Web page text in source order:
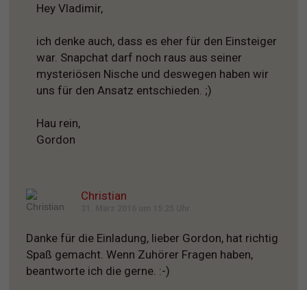
Hey Vladimir,
ich denke auch, dass es eher für den Einsteiger
war. Snapchat darf noch raus aus seiner
mysteriösen Nische und deswegen haben wir
uns für den Ansatz entschieden. ;)
Hau rein,
Gordon
Christian
Danke für die Einladung, lieber Gordon, hat richtig
Spaß gemacht. Wenn Zuhörer Fragen haben,
beantworte ich die gerne. :-)